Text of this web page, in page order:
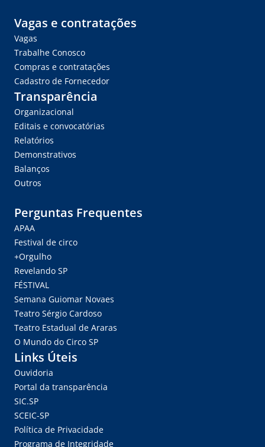
Vagas e contratações
Vagas
Trabalhe Conosco
Compras e contratações
Cadastro de Fornecedor
Transparência
Organizacional
Editais e convocatórias
Relatórios
Demonstrativos
Balanços
Outros
Perguntas Frequentes
APAA
Festival de circo
+Orgulho
Revelando SP
FÉSTIVAL
Semana Guiomar Novaes
Teatro Sérgio Cardoso
Teatro Estadual de Araras
O Mundo do Circo SP
Links Úteis
Ouvidoria
Portal da transparência
SIC.SP
SCEIC-SP
Política de Privacidade
Programa de Integridade